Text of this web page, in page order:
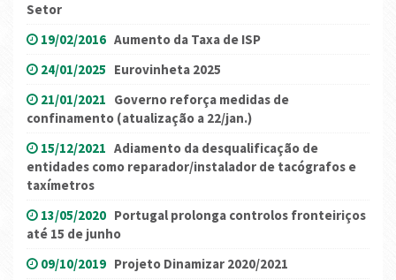
Setor
19/02/2016 Aumento da Taxa de ISP
24/01/2025 Eurovinheta 2025
21/01/2021 Governo reforça medidas de
confinamento (atualização a 22/jan.)
15/12/2021 Adiamento da desqualificação de
entidades como reparador/instalador de tacógrafos e
taxímetros
13/05/2020 Portugal prolonga controlos fronteiriços
até 15 de junho
09/10/2019 Projeto Dinamizar 2020/2021